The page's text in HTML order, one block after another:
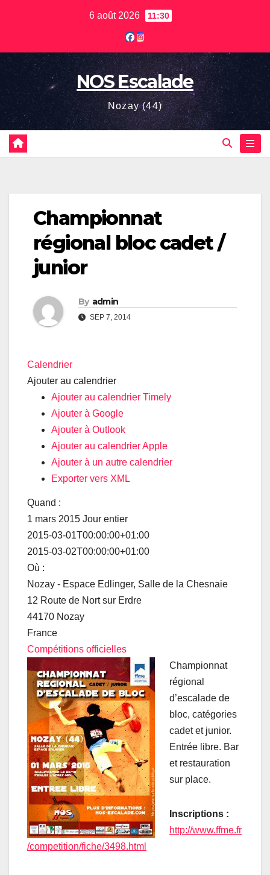
6 août 2026 11:30
NOS Escalade
Nozay (44)
Championnat
régional bloc cadet /
junior
By admin
SEP 7, 2014
Calendrier
Ajouter au calendrier
Ajouter au calendrier Timely
Ajouter à Google
Ajouter à Outlook
Ajouter au calendrier Apple
Ajouter à un autre calendrier
Exporter vers XML
Impossible de charger Google Maps
correctement sur cette page.
Ce site Web vous appartient ? OK
Quand :
1 mars 2015 Jour entier
2015-03-01T00:00:00+01:00
2015-03-02T00:00:00+01:00
Où :
Nozay - Espace Edlinger, Salle de la Chesnaie
12 Route de Nort sur Erdre
44170 Nozay
France
Compétitions officielles
Championnat
régional
d’escalade de
bloc, catégories
cadet et junior.
Entrée libre. Bar
et restauration
sur place.
Inscriptions :
http://www.ffme.fr
/competition/fiche/3498.html